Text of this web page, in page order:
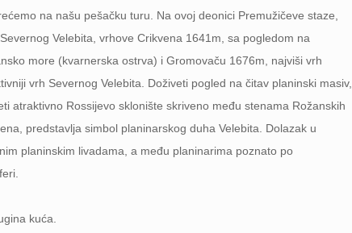
na našu pešačku turu. Na ovoj deonici Premužičeve staze,
Velebita, vrhove Crikvena 1641m, sa pogledom na
more (kvarnerska ostrva) i Gromovaču 1676m, najviši vrh
vrh Severnog Velebita. Doživeti pogled na čitav planinski masiv,
atraktivno Rossijevo sklonište skriveno među stenama Rožanskih
predstavlja simbol planinarskog duha Velebita. Dolazak u
planinskim livadama, a među planinarima poznato po
kuća.